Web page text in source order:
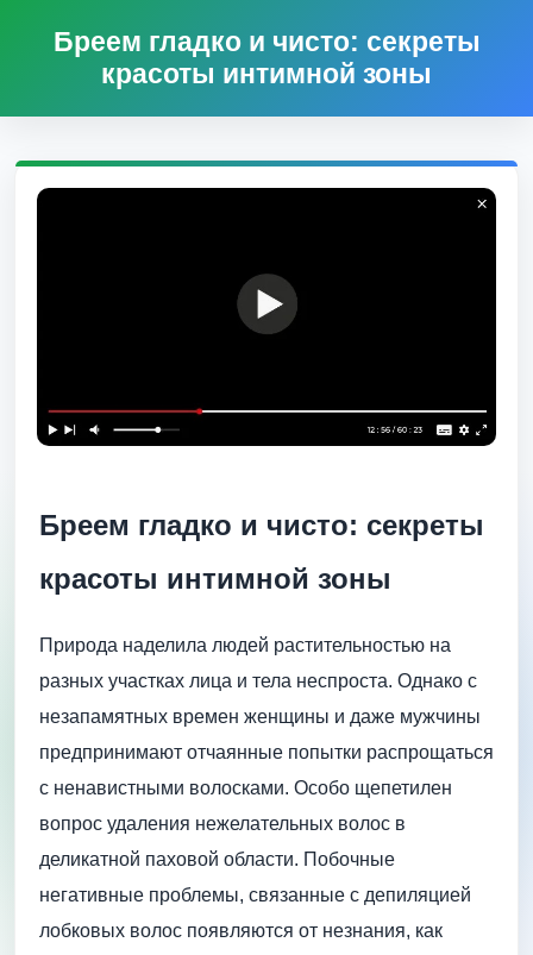
Бреем гладко и чисто: секреты
красоты интимной зоны
Бреем гладко и чисто: секреты
красоты интимной зоны
Природа наделила людей растительностью на
разных участках лица и тела неспроста. Однако с
незапамятных времен женщины и даже мужчины
предпринимают отчаянные попытки распрощаться
с ненавистными волосками. Особо щепетилен
вопрос удаления нежелательных волос в
деликатной паховой области. Побочные
негативные проблемы, связанные с депиляцией
лобковых волос появляются от незнания, как